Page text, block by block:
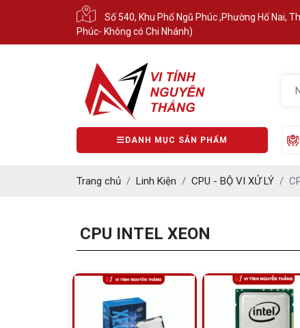
Số 540, Khu Phố Ngũ Phúc ,Phường Hố Nai,
Phúc- Không có Chi Nhánh)
DANH MỤC SẢN PHẨM
Trang chủ Linh Kiện CPU - BỘ VI XỬ LÝ
CPU INTEL XEON